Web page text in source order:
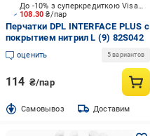
108.30₴/пар
До -10% з суперкредиткою Visa Вигода
Перчатки DPL INTERFACE PLUS с
покрытием нитрил L (9) 82S042
оценить 5 вариантов
114 ₴/пар
Cамовывоз Доставим